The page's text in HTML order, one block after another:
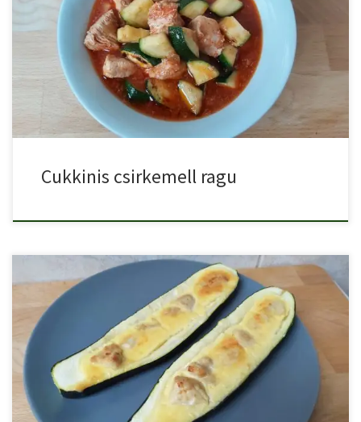
Cukkinis csirkemell ragu finom, szaftos étel. Ez a verzió magyaros
Cukkinis csirkemell ragu
Nagyon szeretjük a sajtos tejfölös csirkemellet, és jött az ötlet, […]